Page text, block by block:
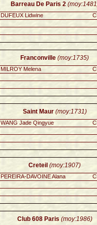
Barreau De Paris 2
DUFEUX Lidwine
Franconville (moy:1735)
MILROY Melena
Saint Maur (moy:1731)
WANG Jade Qingyue
Creteil (moy:1907)
PEREIRA-DAVOINE Alana
Club 608 Paris (moy:1986)